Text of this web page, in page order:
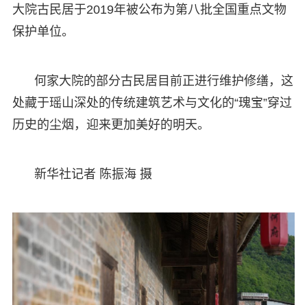
大院古民居于2019年被公布为第八批全国重点文物
保护单位。
何家大院的部分古民居目前正进行维护修缮，这
处藏于瑶山深处的传统建筑艺术与文化的“瑰宝”穿过
历史的尘烟，迎来更加美好的明天。
新华社记者 陈振海 摄